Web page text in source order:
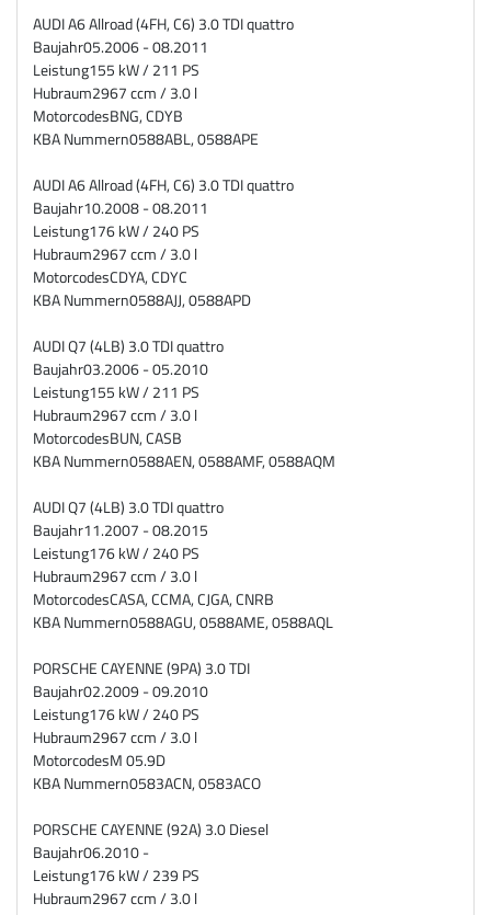
AUDI A6 Allroad (4FH, C6) 3.0 TDI quattro
Baujahr05.2006 - 08.2011
Leistung155 kW / 211 PS
Hubraum2967 ccm / 3.0 l
MotorcodesBNG, CDYB
KBA Nummern0588ABL, 0588APE
AUDI A6 Allroad (4FH, C6) 3.0 TDI quattro
Baujahr10.2008 - 08.2011
Leistung176 kW / 240 PS
Hubraum2967 ccm / 3.0 l
MotorcodesCDYA, CDYC
KBA Nummern0588AJJ, 0588APD
AUDI Q7 (4LB) 3.0 TDI quattro
Baujahr03.2006 - 05.2010
Leistung155 kW / 211 PS
Hubraum2967 ccm / 3.0 l
MotorcodesBUN, CASB
KBA Nummern0588AEN, 0588AMF, 0588AQM
AUDI Q7 (4LB) 3.0 TDI quattro
Baujahr11.2007 - 08.2015
Leistung176 kW / 240 PS
Hubraum2967 ccm / 3.0 l
MotorcodesCASA, CCMA, CJGA, CNRB
KBA Nummern0588AGU, 0588AME, 0588AQL
PORSCHE CAYENNE (9PA) 3.0 TDI
Baujahr02.2009 - 09.2010
Leistung176 kW / 240 PS
Hubraum2967 ccm / 3.0 l
MotorcodesM 05.9D
KBA Nummern0583ACN, 0583ACO
PORSCHE CAYENNE (92A) 3.0 Diesel
Baujahr06.2010 -
Leistung176 kW / 239 PS
Hubraum2967 ccm / 3.0 l